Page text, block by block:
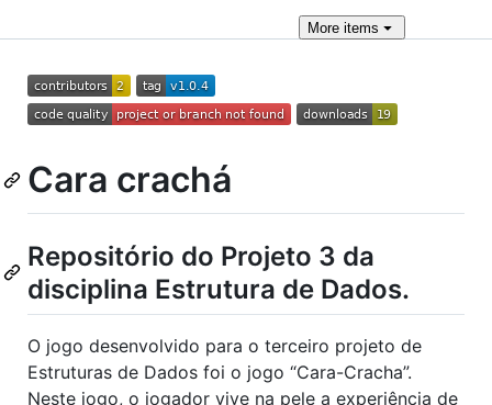
More items
Cara crachá
Repositório do Projeto 3 da
disciplina Estrutura de Dados.
O jogo desenvolvido para o terceiro projeto de
Estruturas de Dados foi o jogo “Cara-Cracha”.
Neste jogo, o jogador vive na pele a experiência de